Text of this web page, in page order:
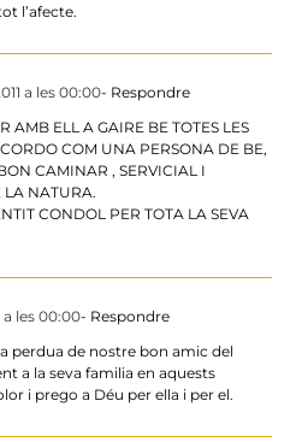
l’afecte.
a les 00:00- Respondre
AMB ELL A GAIRE BE TOTES LES
COM UNA PERSONA DE BE,
CAMINAR , SERVICIAL I
LA NATURA.
CONDOL PER TOTA LA SEVA
a les 00:00- Respondre
perdua de nostre bon amic del
a la seva familia en aquests
i prego a Déu per ella i per el.